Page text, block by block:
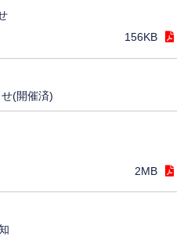
156KB
(開催済)
2MB